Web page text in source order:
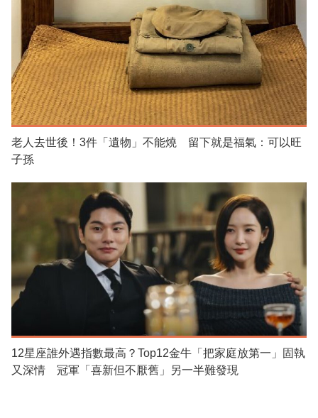
老人去世後！3件「遺物」不能燒 留下就是福氣：可以旺
子孫
12星座誰外遇指數最高？Top12金牛「把家庭放第一」固執
又深情 冠軍「喜新但不厭舊」另一半難發現